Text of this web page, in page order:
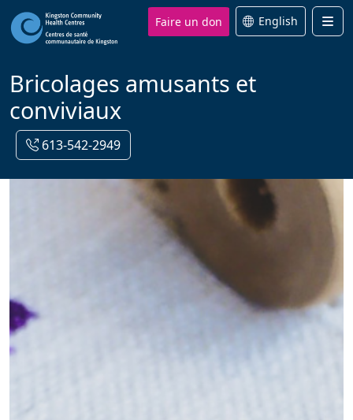
Faire un don English
Bricolages amusants et
conviviaux
613-542-2949